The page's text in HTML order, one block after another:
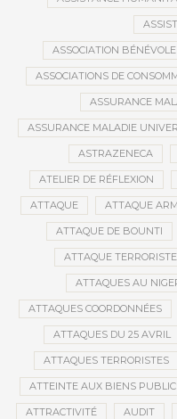
ASSOCIATION
ASSOCIATIONS DE
ASSURANCE
ASSURANCE MALADIE
ASTRAZENECA
ATELIER DE RÉFLEXION
ATTAQUE ATTAQUE
ATTAQUE DE BOUNTI
ATTAQUE TERRORISTE
ATTAQUES AU
ATTAQUES COORDONNÉES
ATTAQUES DU 25 AVRIL
ATTAQUES TERRORISTES
ATTEINTE AUX BIENS
ATTRACTIVITÉ AUDIT